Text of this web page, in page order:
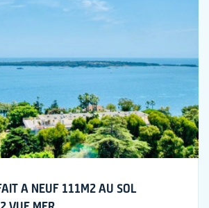
A NEUF 111M2 AU SOL